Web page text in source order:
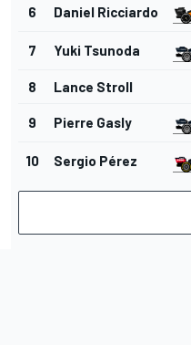
6 Daniel Ricciardo
7 Yuki Tsunoda
8 Lance Stroll
9 Pierre Gasly
10 Sergio Pérez